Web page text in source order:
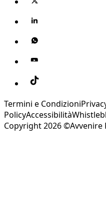
Termini e Condizioni
PolicyAccessibilità
Copyright 2026 ©Avvenire